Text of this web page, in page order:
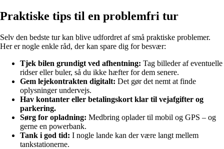
Praktiske tips til en problemfri tur
Selv den bedste tur kan blive udfordret af små praktiske problemer.
Her er nogle enkle råd, der kan spare dig for besvær:
Tjek bilen grundigt ved afhentning: Tag billeder af eventuelle
ridser eller buler, så du ikke hæfter for dem senere.
Gem lejekontrakten digitalt: Det gør det nemt at finde
oplysninger undervejs.
Hav kontanter eller betalingskort klar til vejafgifter og
parkering.
Sørg for opladning: Medbring oplader til mobil og GPS – og
gerne en powerbank.
Tank i god tid: I nogle lande kan der være langt mellem
tankstationerne.